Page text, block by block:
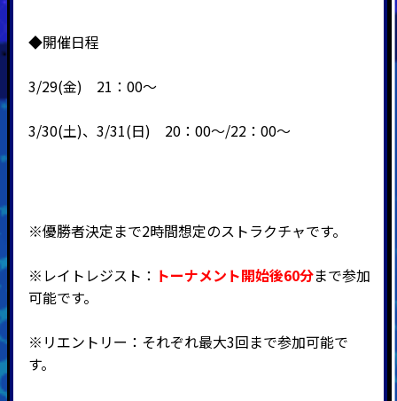
◆開催日程
3/29(金) 21：00～
3/30(土)、3/31(日) 20：00～/22：00～
※優勝者決定まで2時間想定のストラクチャです。
※ レイトレジスト ： トーナメント開始後60分まで参加
可能です。
※リエントリー：それぞれ最大3回まで参加可能で
す。